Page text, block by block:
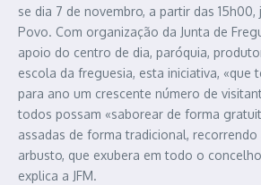
se dia 7 de novembro, a partir das 15h00,
Povo. Com organização da Junta de
apoio do centro de dia, paróquia,
escola da freguesia, esta iniciativa, «que
para ano um crescente número de
todos possam «saborear de forma
assadas de forma tradicional, recorrendo
arbusto, que exubera em todo o
explica a JFM.